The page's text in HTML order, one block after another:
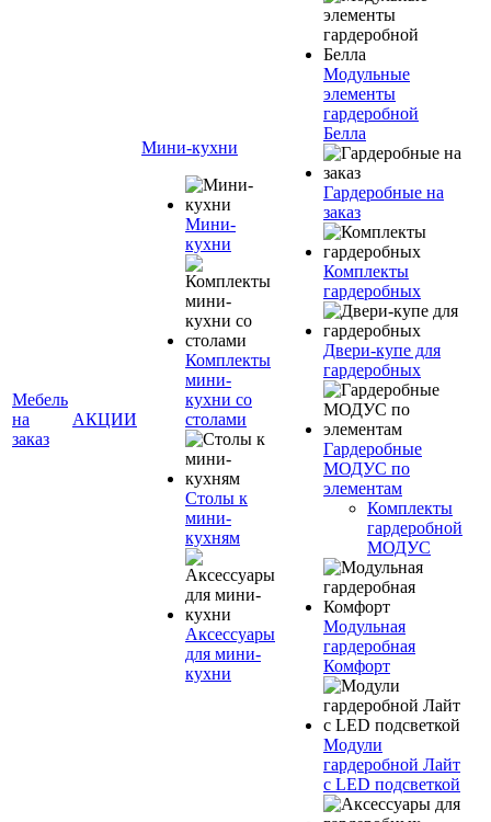
Мебель
на
заказ
АКЦИИ
Мини-кухни
Мини-
кухни
Комплекты
мини-
кухни со
столами
Столы к
мини-
кухням
Аксессуары
для мини-
кухни
Модульные
элементы
гардеробной
Белла
Гардеробные на
заказ
Комплекты
гардеробных
Двери-купе для
гардеробных
Гардеробные
МОДУС по
элементам
Комплекты
гардеробной
МОДУС
Модульная
гардеробная
Комфорт
Модули
гардеробной Лайт
с LED подсветкой